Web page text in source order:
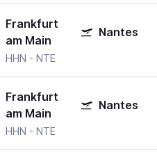
Frankfurt
am Main
Nantes
HHN - NTE
Frankfurt
am Main
Nantes
HHN - NTE